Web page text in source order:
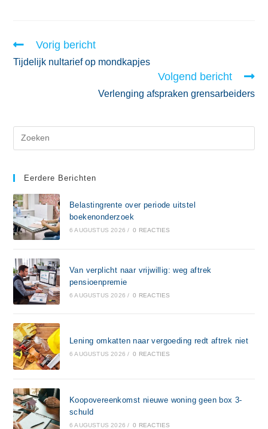
Vorig bericht
Tijdelijk nultarief op mondkapjes
Volgend bericht
Verlenging afspraken grensarbeiders
Eerdere Berichten
Belastingrente over periode uitstel
boekenonderzoek
6 AUGUSTUS 2026 / 0 REACTIES
Van verplicht naar vrijwillig: weg aftrek
pensioenpremie
6 AUGUSTUS 2026 / 0 REACTIES
Lening omkatten naar vergoeding redt aftrek niet
6 AUGUSTUS 2026 / 0 REACTIES
Koopovereenkomst nieuwe woning geen box 3-
schuld
6 AUGUSTUS 2026 / 0 REACTIES